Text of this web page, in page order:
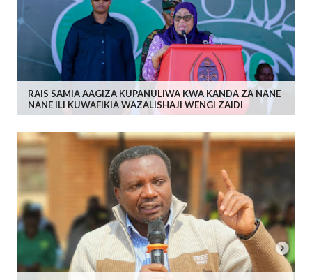
RAIS SAMIA AAGIZA KUPANULIWA KWA KANDA ZA NANE
NANE ILI KUWAFIKIA WAZALISHAJI WENGI ZAIDI